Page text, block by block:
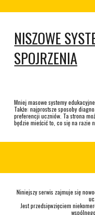
NISZOWE
SPOJRZENIA
Mniej masowe systemy
Także: najprostsze sposoby
preferencji uczniów. Ta strona
będzie mieścić to, co się na razie
Niniejszy serwis zajmuje się
Jest przedsięwzięciem